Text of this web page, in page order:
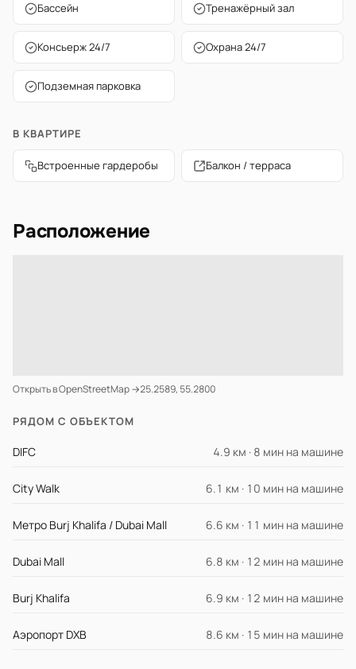
Бассейн Тренажёрный зал
Консьерж 24/7 Охрана 24/7
Подземная парковка
В КВАРТИРЕ
Встроенные гардеробы Балкон / терраса
Расположение
Открыть в OpenStreetMap →25.2589, 55.2800
РЯДОМ С ОБЪЕКТОМ
DIFC 4.9 км · 8 мин на машине
City Walk 6.1 км · 10 мин на машине
Метро Burj Khalifa / Dubai Mall 6.6 км · 11 мин на машине
Dubai Mall 6.8 км · 12 мин на машине
Burj Khalifa 6.9 км · 12 мин на машине
Аэропорт DXB 8.6 км · 15 мин на машине